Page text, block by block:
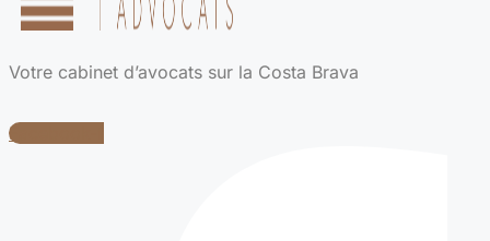
Votre cabinet d’avocats sur la Costa Brava
Facebook-f